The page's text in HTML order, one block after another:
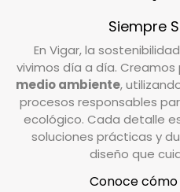
Con tacto agradable y
proporcionando
durante su uso.
Utilízalas como
agregando un toque
tus reuniones y fiestas.
Tienes un plazo de 15
pedido para solicitar la
alguna duda o
nuestro equipo de
disposición para
Escríbenos a
encantados de asistirte
Siempre
En Vigar, la
vivimos día a día.
medio ambiente,
procesos responsables
ecológico. Cada detalle
soluciones prácticas y
diseño que
Conoce